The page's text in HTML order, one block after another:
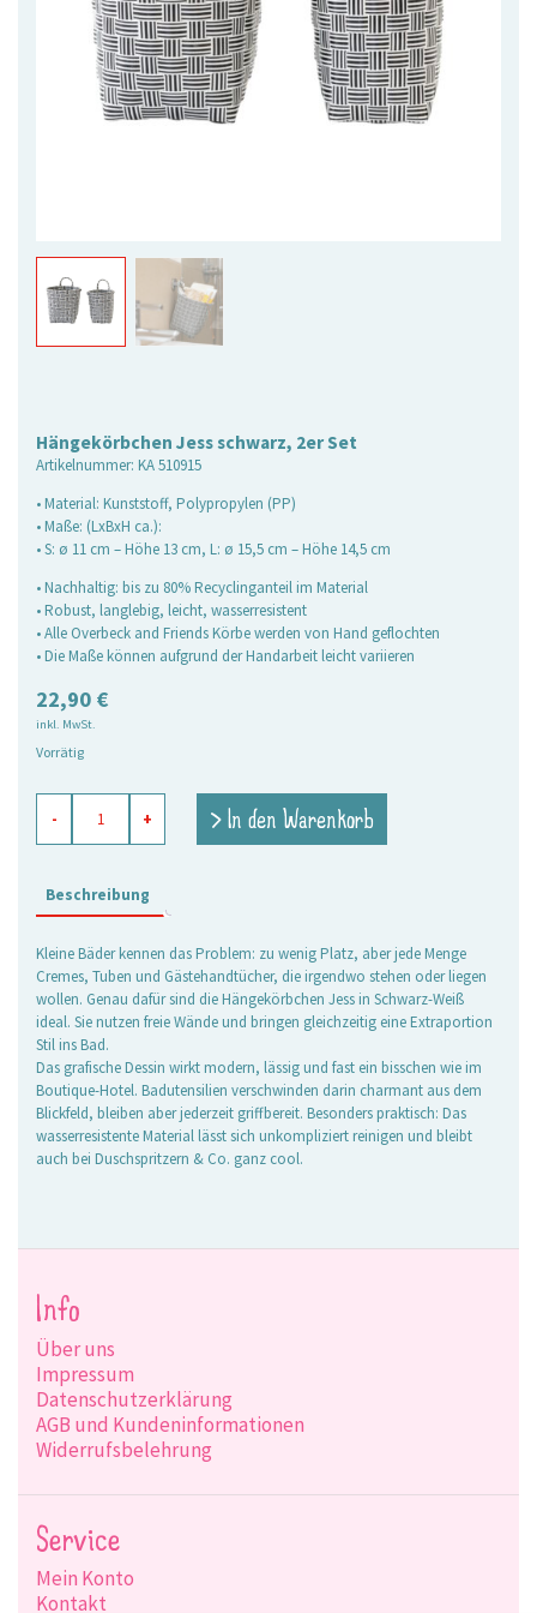
Hängekörbchen Jess schwarz, 2er Set
Artikelnummer: KA 510915
• Material: Kunststoff, Polypropylen (PP)
• Maße: (LxBxH ca.):
• S: ø 11 cm – Höhe 13 cm, L: ø 15,5 cm – Höhe 14,5 cm
• Nachhaltig: bis zu 80% Recyclinganteil im Material
• Robust, langlebig, leicht, wasserresistent
• Alle Overbeck and Friends Körbe werden von Hand geflochten
• Die Maße können aufgrund der Handarbeit leicht variieren
22,90 €
inkl. MwSt.
Vorrätig
Jess
schwarz,
Set
Menge
- + > In den Warenkorb
Beschreibung
Kleine Bäder kennen das Problem: zu wenig Platz, aber jede Menge
Cremes, Tuben und Gästehandtücher, die irgendwo stehen oder liegen
wollen. Genau dafür sind die Hängekörbchen Jess in Schwarz-Weiß
ideal. Sie nutzen freie Wände und bringen gleichzeitig eine Extraportion
Stil ins Bad.
Das grafische Dessin wirkt modern, lässig und fast ein bisschen wie im
Boutique-Hotel. Badutensilien verschwinden darin charmant aus dem
Blickfeld, bleiben aber jederzeit griffbereit. Besonders praktisch: Das
wasserresistente Material lässt sich unkompliziert reinigen und bleibt
auch bei Duschspritzern & Co. ganz cool.
Info
Über uns
Impressum
Datenschutzerklärung
AGB und Kundeninformationen
Widerrufsbelehrung
Service
Mein Konto
Kontakt